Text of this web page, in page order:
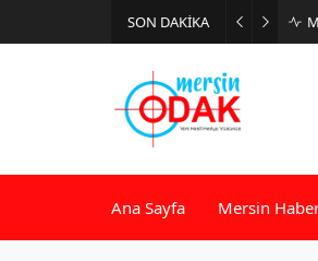
SON DAKİKA
Ana Sayfa Mersin